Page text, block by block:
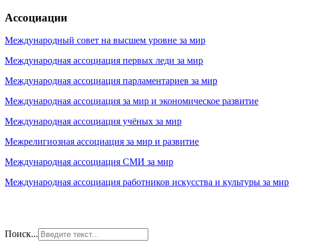
Ассоциации
Международный совет на высшем уровне за мир
Международная ассоциация первых леди за мир
Международная ассоциация парламентариев за мир
Международная ассоциация за мир и экономическое развитие
Международная ассоциация учёных за мир
Межрелигиозная ассоциация за мир и развитие
Международная ассоциация СМИ за мир
Международная ассоциация работников искусства и культуры за мир
Поиск...